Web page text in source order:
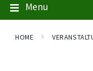
Menu
HOME